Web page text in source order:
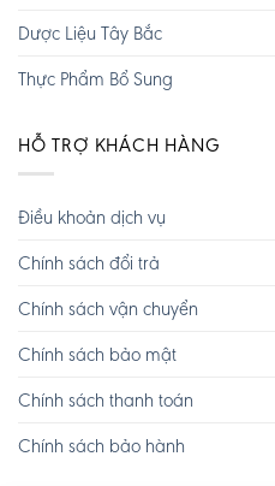
Dược Liệu Tây Bắc
Thực Phẩm Bổ Sung
HỖ TRỢ KHÁCH HÀNG
Điều khoản dịch vụ
Chính sách đổi trả
Chính sách vận chuyển
Chính sách bảo mật
Chính sách thanh toán
Chính sách bảo hành